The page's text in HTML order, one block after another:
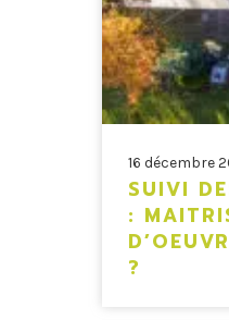
16 décembre
SUIVI
:
?